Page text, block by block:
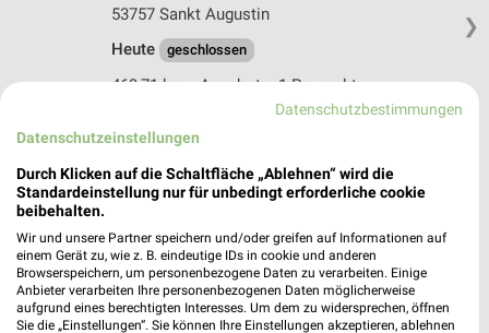
❯
53757 Sankt Augustin
Heute
geschlossen
469,71 km • Angebote: 1 Prospekt
EURONICS Wiehlpütz Sankt Augustin
Niederpleiser Str. 1a
53757 Sankt Augustin
469,71 km • Angebote: 1 Prospekt
MediaMarkt Saturn Hürth
Hürth-Park L056
Datenschutzbestimmungen
Datenschutzeinstellungen
Durch Klicken auf die Schaltfläche „Ablehnen“ wird die
Standardeinstellung nur für unbedingt erforderliche cookie
beibehalten.
Wir und unsere Partner speichern und/oder greifen auf Informationen auf
einem Gerät zu, wie z. B. eindeutige IDs in cookie und anderen
Browserspeichern, um personenbezogene Daten zu verarbeiten. Einige
Anbieter verarbeiten Ihre personenbezogenen Daten möglicherweise
aufgrund eines berechtigten Interesses. Um dem zu widersprechen, öffnen
Sie die „Einstellungen“. Sie können Ihre Einstellungen akzeptieren, ablehnen